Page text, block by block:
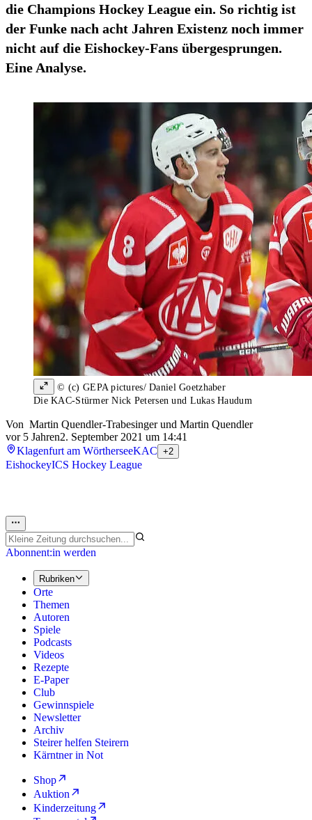
die Champions Hockey League ein. So richtig ist
der Funke nach acht Jahren Existenz noch immer
nicht auf die Eishockey-Fans übergesprungen.
Eine Analyse.
© (c) GEPA pictures/ Daniel Goetzhaber
Die KAC-Stürmer Nick Petersen und Lukas Haudum
Von Martin Quendler-Trabesingerund Martin Quendler
vor 5 Jahren2. September 2021 um 14:41
Klagenfurt am WörtherseeKAC +2
EishockeyICS Hockey League
Abonnent:in werden
Rubriken
Orte
Themen
Autoren
Spiele
Podcasts
Videos
Rezepte
E-Paper
Club
Gewinnspiele
Newsletter
Archiv
Steirer helfen Steirern
Kärntner in Not
Shop
Auktion
Kinderzeitung